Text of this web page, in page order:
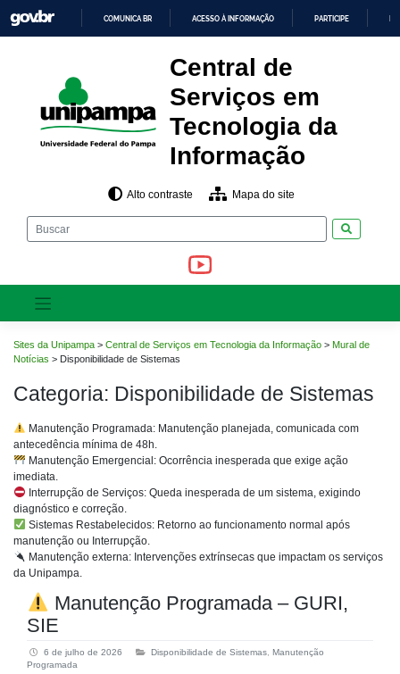
para
o
O
CONTEÚDO
COMUNICA BR ACESSO À INFORMAÇÃO PARTICIPE
Central de
Serviços em
Tecnologia da
Informação
Alto contraste Mapa do site
Sites da Unipampa > Central de Serviços em Tecnologia da Informação > Mural de
Notícias > Disponibilidade de Sistemas
Categoria: Disponibilidade de Sistemas
Manutenção Programada: Manutenção planejada, comunicada com
antecedência mínima de 48h.
Manutenção Emergencial: Ocorrência inesperada que exige ação
imediata.
Interrupção de Serviços: Queda inesperada de um sistema, exigindo
diagnóstico e correção.
Sistemas Restabelecidos: Retorno ao funcionamento normal após
manutenção ou Interrupção.
Manutenção externa: Intervenções extrínsecas que impactam os serviços
da Unipampa.
Manutenção Programada – GURI,
SIE
6 de julho de 2026 Disponibilidade de Sistemas Manutenção
Programada